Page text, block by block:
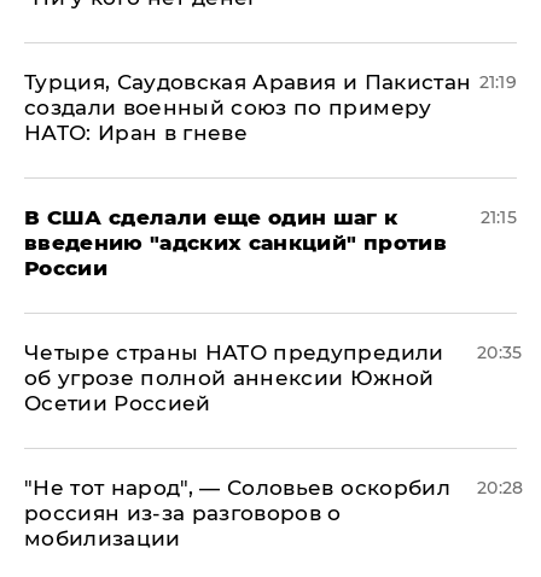
Турция, Саудовская Аравия и Пакистан
создали военный союз по примеру
НАТО: Иран в гневе
21:19
В США сделали еще один шаг к
введению "адских санкций" против
России
21:15
Четыре страны НАТО предупредили
об угрозе полной аннексии Южной
Осетии Россией
20:35
​"Не тот народ", — Соловьев оскорбил
россиян из-за разговоров о
мобилизации
20:28